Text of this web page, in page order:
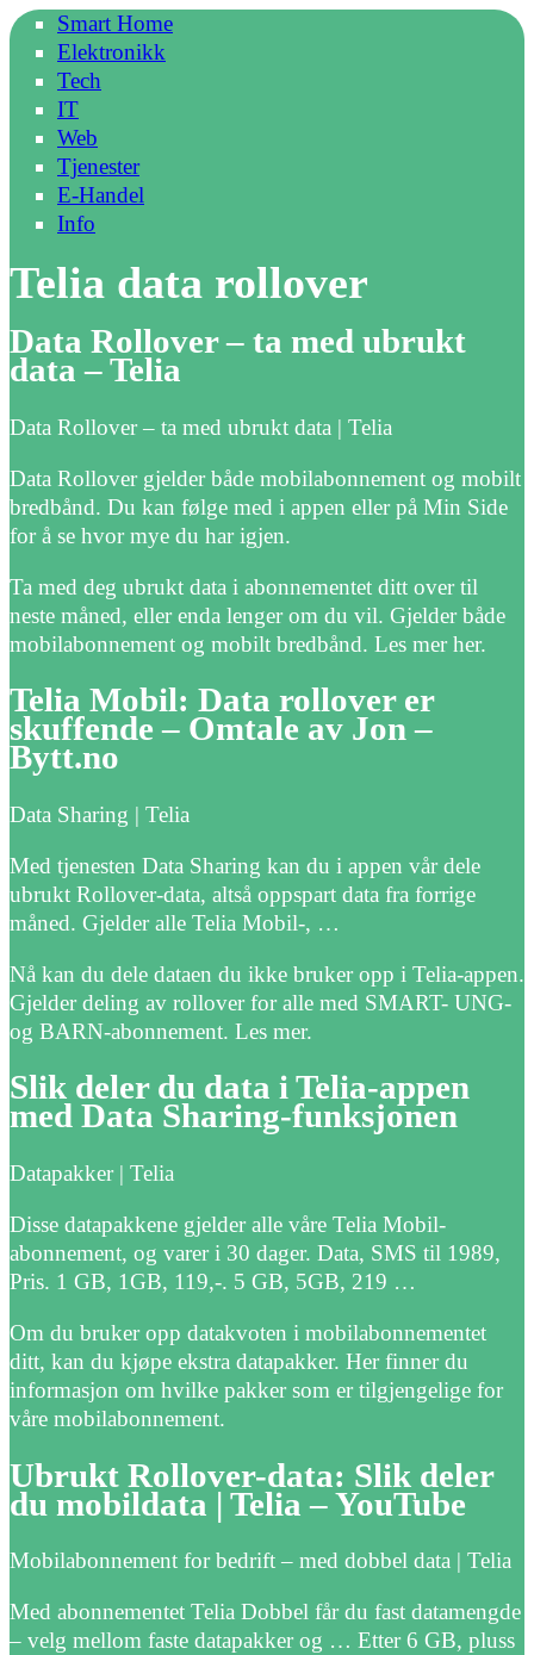
Smart Home
Elektronikk
Tech
IT
Web
Tjenester
E-Handel
Info
Telia data rollover
Data Rollover – ta med ubrukt
data – Telia
Data Rollover – ta med ubrukt data | Telia
Data Rollover gjelder både mobilabonnement og mobilt
bredbånd. Du kan følge med i appen eller på Min Side
for å se hvor mye du har igjen.
Ta med deg ubrukt data i abonnementet ditt over til
neste måned, eller enda lenger om du vil. Gjelder både
mobilabonnement og mobilt bredbånd. Les mer her.
Telia Mobil: Data rollover er
skuffende – Omtale av Jon –
Bytt.no
Data Sharing | Telia
Med tjenesten Data Sharing kan du i appen vår dele
ubrukt Rollover-data, altså oppspart data fra forrige
måned. Gjelder alle Telia Mobil-, …
Nå kan du dele dataen du ikke bruker opp i Telia-appen.
Gjelder deling av rollover for alle med SMART- UNG-
og BARN-abonnement. Les mer.
Slik deler du data i Telia-appen
med Data Sharing-funksjonen
Datapakker | Telia
Disse datapakkene gjelder alle våre Telia Mobil-
abonnement, og varer i 30 dager. Data, SMS til 1989,
Pris. 1 GB, 1GB, 119,-. 5 GB, 5GB, 219 …
Om du bruker opp datakvoten i mobilabonnementet
ditt, kan du kjøpe ekstra datapakker. Her finner du
informasjon om hvilke pakker som er tilgjengelige for
våre mobilabonnement.
Ubrukt Rollover-data: Slik deler
du mobildata | Telia – YouTube
Mobilabonnement for bedrift – med dobbel data | Telia
Med abonnementet Telia Dobbel får du fast datamengde
– velg mellom faste datapakker og … Etter 6 GB, pluss